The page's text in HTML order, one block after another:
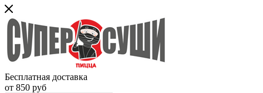
Бесплатная доставка
от 850 руб